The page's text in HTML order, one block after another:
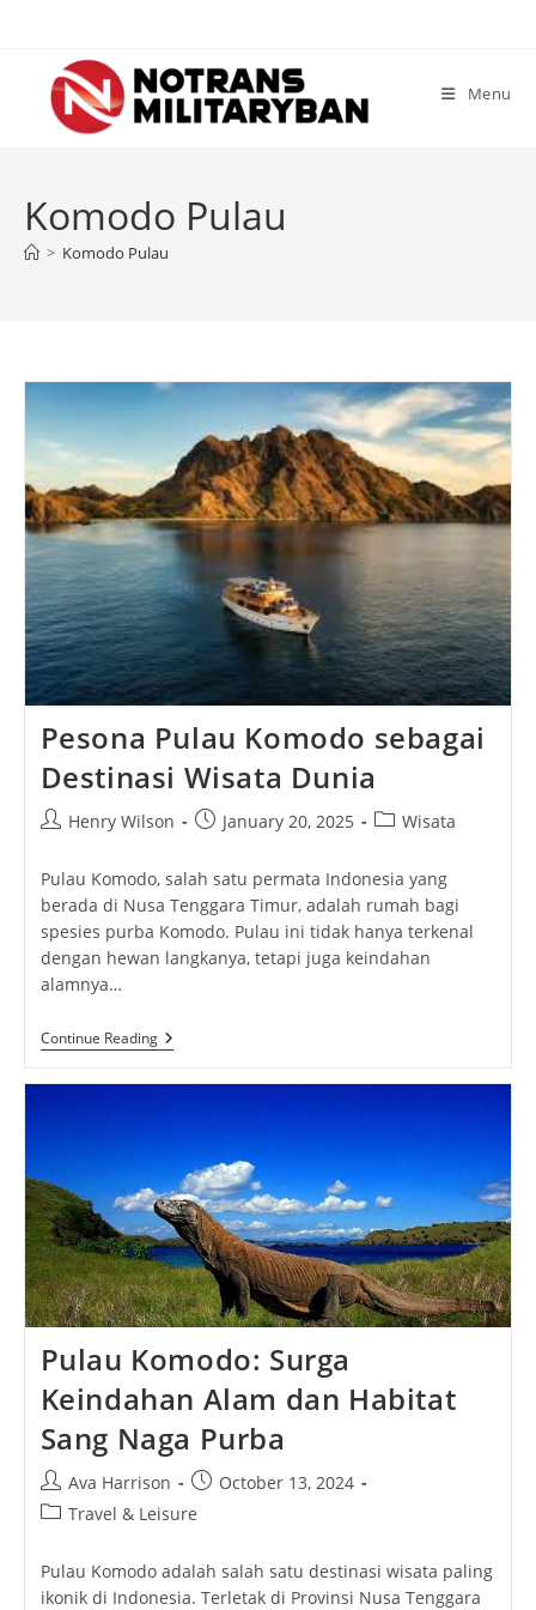
content
Menu
Komodo Pulau
> Komodo Pulau
Pesona Pulau Komodo sebagai
Destinasi Wisata Dunia
PostHenry Wilson
PostJanuary 20, 2025
PostWisata
Pulau Komodo, salah satu permata Indonesia yang
berada di Nusa Tenggara Timur, adalah rumah bagi
spesies purba Komodo. Pulau ini tidak hanya terkenal
dengan hewan langkanya, tetapi juga keindahan
alamnya…
Continue ReadingPesona
Pulau
Pulau Komodo: Surga
Keindahan Alam dan Habitat
Sang Naga Purba
Post
author:
Ava Harrison
Post
published:
October 13, 2024
PostTravel & Leisure
Pulau Komodo adalah salah satu destinasi wisata paling
ikonik di Indonesia. Terletak di Provinsi Nusa Tenggara